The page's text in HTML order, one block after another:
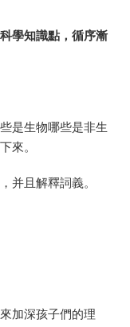
學知識點，循序漸
是生物哪些是非生
來。
并且解釋詞義。
加深孩子們的理